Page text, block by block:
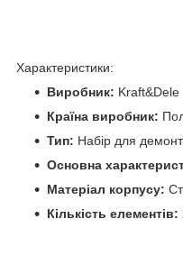
Характеристики:
Виробник: Kraft&Dele
Країна виробник:
Тип: Набір для
Основна
Матеріал корпусу:
Кількість елементів: